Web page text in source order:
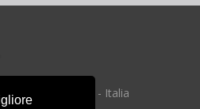
Roma (RM) - Italia